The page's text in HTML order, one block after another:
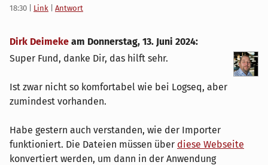
18:30 Link Antwort
Dirk Deimeke am Donnerstag, 13. Juni 2024:
Super Fund, danke Dir, das hilft sehr.
Ist zwar nicht so komfortabel wie bei Logseq, aber
zumindest vorhanden.
Habe gestern auch verstanden, wie der Importer
funktioniert. Die Dateien müssen über diese Webseite
konvertiert werden, um dann in der Anwendung